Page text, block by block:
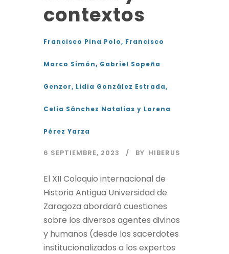
contextos
Francisco Pina Polo, Francisco
Marco Simón, Gabriel Sopeña
Genzor, Lidia González Estrada,
Celia Sánchez Natalías y Lorena
Pérez Yarza
6 SEPTIEMBRE, 2023 BY HIBERUS
El XII Coloquio internacional de
Historia Antigua Universidad de
Zaragoza abordará cuestiones
sobre los diversos agentes divinos
y humanos (desde los sacerdotes
institucionalizados a los expertos